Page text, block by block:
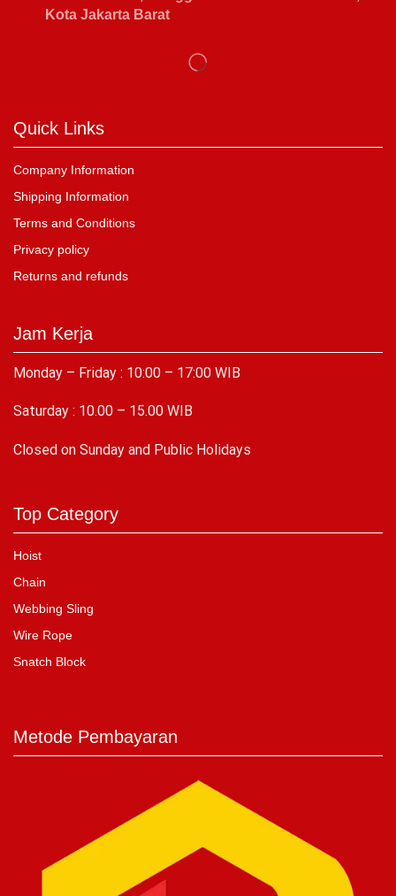
Kota Jakarta Barat
Quick Links
Company Information
Shipping Information
Terms and Conditions
Privacy policy
Returns and refunds
Jam Kerja
Monday – Friday : 10:00 – 17:00 WIB
Saturday : 10.00 – 15.00 WIB
Closed on Sunday and Public Holidays
Top Category
Hoist
Chain
Webbing Sling
Wire Rope
Snatch Block
Metode Pembayaran